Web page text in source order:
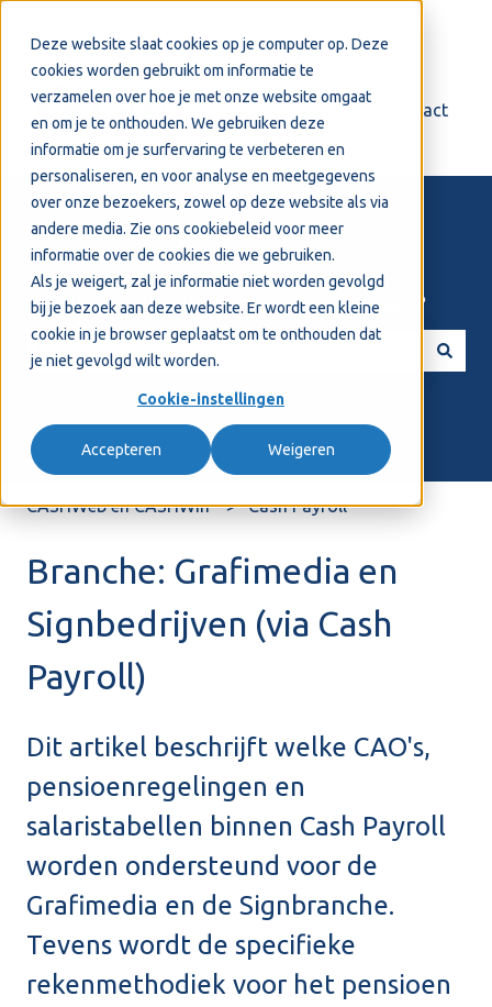
Deze website slaat cookies op je computer op. Deze
cookies worden gebruikt om informatie te
verzamelen over hoe je met onze website omgaat
en om je te onthouden. We gebruiken deze
informatie om je surfervaring te verbeteren en
personaliseren, en voor analyse en meetgegevens
over onze bezoekers, zowel op deze website als via
andere media. Zie ons cookiebeleid voor meer
informatie over de cookies die we gebruiken.
Als je weigert, zal je informatie niet worden gevolgd
bij je bezoek aan deze website. Er wordt een kleine
cookie in je browser geplaatst om te onthouden dat
je niet gevolgd wilt worden.
Cookie-instellingen
Accepteren Weigeren
Support Contact
Welkom! Hoe kunnen we je helpen?
CASHWeb en CASHWin Cash Payroll
Branche: Grafimedia en
Signbedrijven (via Cash
Payroll)
Dit artikel beschrijft welke CAO's,
pensioenregelingen en
salaristabellen binnen Cash Payroll
worden ondersteund voor de
Grafimedia en de Signbranche.
Tevens wordt de specifieke
rekenmethodiek voor het pensioen